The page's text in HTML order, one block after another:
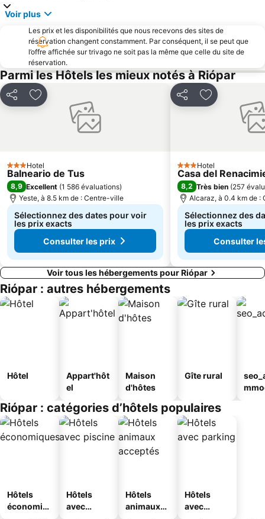
Voir plus
Les prix et les disponibilités que nous recevons des sites de
réservation changent constamment. Par conséquent, il se peut que
l’offre affichée sur trivago ne soit pas la même que celle du site de
réservation.
Parmi les Hôtels les mieux notés à Riópar
PartagerAjouter à mes favoris
3 Étoiles
Hotel
Balneario de Tus
8,9 Excellent (1 586 évaluations)
Yeste, à 8.5 km de : Centre-ville
Sélectionnez des dates pour voir
les prix exacts
Consulter les prix
PartagerAjouter à
3 Étoiles
Hotel
Casa del
8,2 Très bien (257
Alcaraz, à 0.4 km de :
Sélectionnez des
les prix exacts
Consulter
Voir tous les hébergements pour Riópar
Riópar : autres hébergements
Hôtel
Appart'hôt
el
Maison
d'hôtes
Gîte rural
Riópar : catégories d’hôtels populaires
Hôtels
économiq
Hôtels
avec
Hôtels
animaux
Hôtels
avec